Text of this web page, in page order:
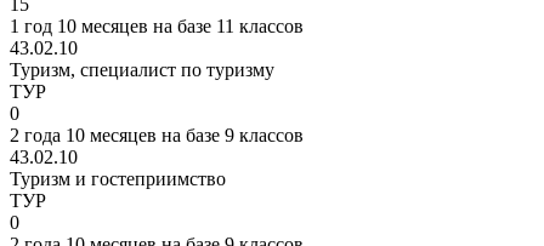
1 год 10 месяцев на базе 11 классов
43.02.10
Туризм, специалист по туризму
ТУР
0
2 года 10 месяцев на базе 9 классов
43.02.10
Туризм и гостеприимство
ТУР
0